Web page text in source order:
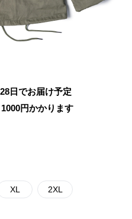
日でお届け予定
1000円かかります
XL 2XL